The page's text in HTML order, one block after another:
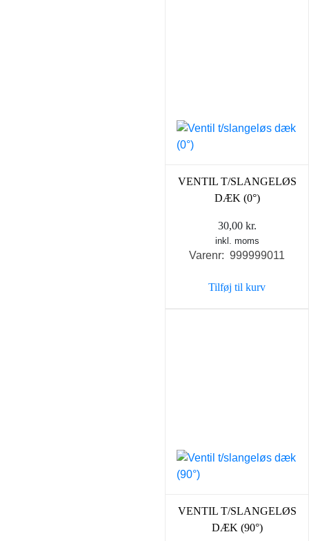
VENTIL T/SLANGELØS
DÆK (0°)
30,00 kr.
inkl. moms
Varenr: 999999011
Tilføj til kurv
VENTIL T/SLANGELØS
DÆK (90°)